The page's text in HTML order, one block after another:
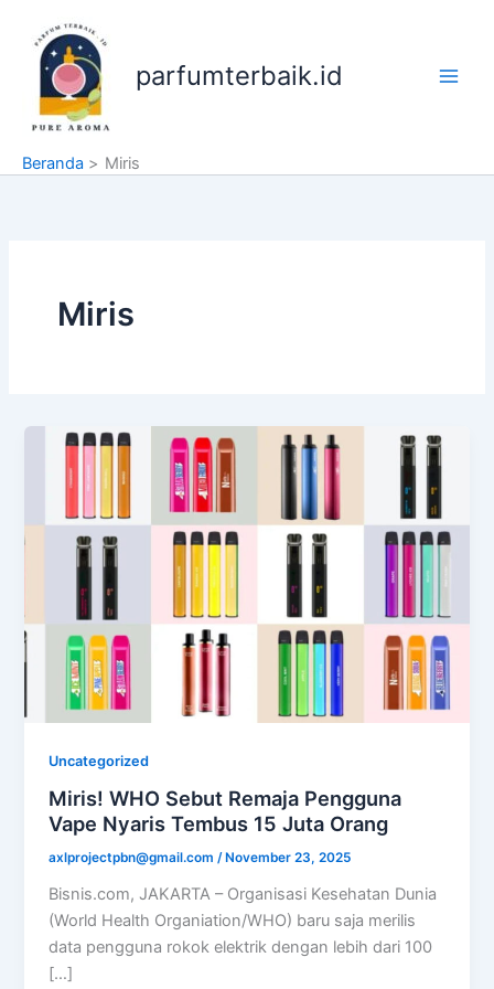
konten
parfumterbaik.id
Beranda Miris
Miris
Uncategorized
Miris! WHO Sebut Remaja Pengguna
Vape Nyaris Tembus 15 Juta Orang
axlprojectpbn@gmail.com/ November 23, 2025
Bisnis.com, JAKARTA – Organisasi Kesehatan Dunia
(World Health Organiation/WHO) baru saja merilis
data pengguna rokok elektrik dengan lebih dari 100
[…]